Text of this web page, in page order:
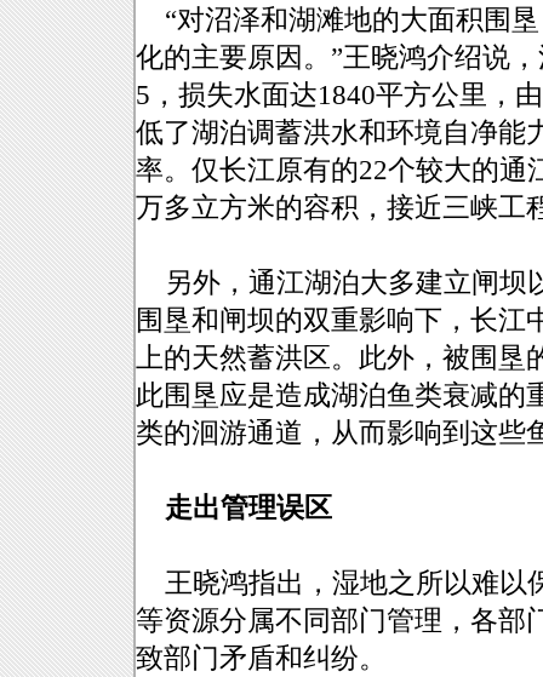
“对沼泽和湖滩地的大面积围
化的主要原因。”王晓鸿介绍说
5，损失水面达1840平方公里，
低了湖泊调蓄洪水和环境自净能
率。仅长江原有的22个较大的通
万多立方米的容积，接近三峡工
另外，通江湖泊大多建立闸坝
围垦和闸坝的双重影响下，长江
上的天然蓄洪区。此外，被围垦
此围垦应是造成湖泊鱼类衰减的
类的洄游通道，从而影响到这些
走出管理误区
王晓鸿指出，湿地之所以难以
等资源分属不同部门管理，各部
致部门矛盾和纠纷。